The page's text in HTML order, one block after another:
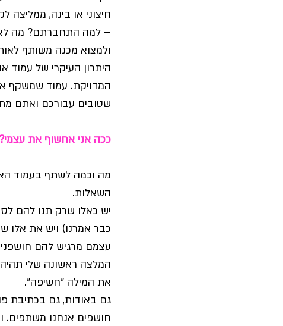
חיצוני או בינה, ממליצה
– למה התחברתם? מה
ולמצוא מכנה משותף
היתרון העיקרי של
המדויקת. עמוד שמשקף
שטובים עבורכם ואתם
ככה אני אחשוף את עצמי?
מה וכמה לשתף בעמוד
השאלות.
יש כאלו שרק תנו להם
כבר אמרנו) ויש את אלו
עצמם מרגיש להם חושפני
המלצה ראשונה שלי תהיה
את המילה "חשיפה".
גם באודות, גם בכתיבת
חושפים אנחנו משתפים.